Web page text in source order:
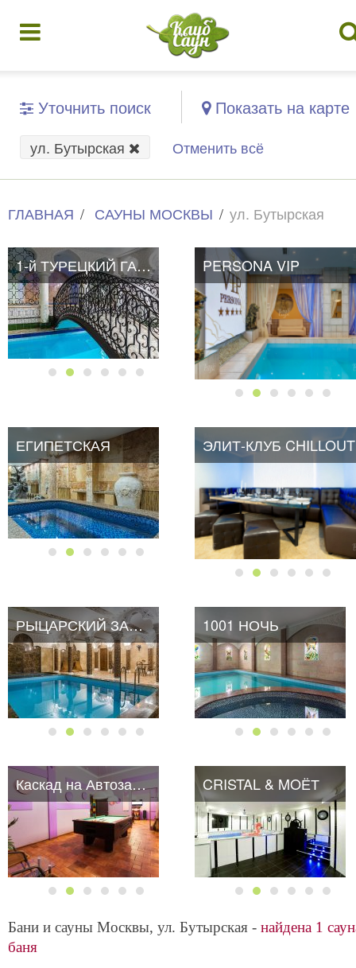
Уточнить поиск Показать на карте
ул. Бутырская Отменить всё
ГЛАВНАЯ САУНЫ МОСКВЫ ул. Бутырская
1-й ТУРЕЦКИЙ ГАМБИТ PERSONA VIP
ЕГИПЕТСКАЯ ЭЛИТ-КЛУБ CHILLOUT
ЭЛИТ-КЛУБ CHILLOUT
РЫЦАРСКИЙ ЗАМОК 1001 НОЧЬ
1001 НОЧЬ
Каскад на Автозаводской CRISTAL & MOЁТ
Бани и сауны Москвы, ул. Бутырская - найдена 1
баня